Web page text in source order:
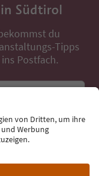
Südtirol
du
Tipps
Postfach.